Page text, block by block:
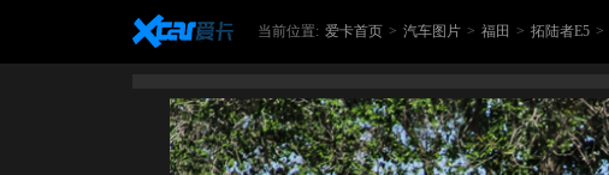
当前位置: 爱卡首页 > 汽车图片 > 福田 > 拓陆者E5 >